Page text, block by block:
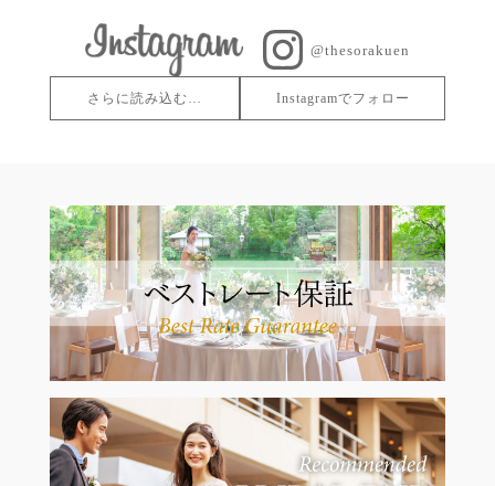
@thesorakuen
さらに読み込む… Instagramでフォロー